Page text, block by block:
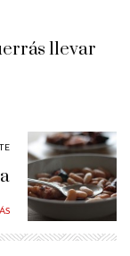
llevar